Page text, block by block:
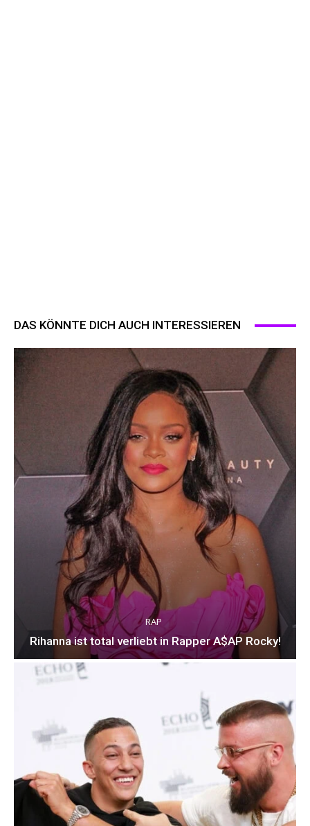
DAS KÖNNTE DICH AUCH INTERESSIEREN
RAP
Rihanna ist total verliebt in Rapper A$AP Rocky!